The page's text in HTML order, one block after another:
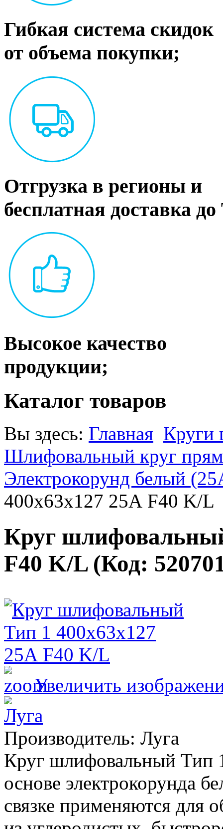
Гибкая система скидок
от объема покупки;
Отгрузка в регионы и
бесплатная доставка
Высокое качество
продукции;
Каталог товаров
Вы здесь: Главная Круги
Шлифовальный круг
Электрокорунд белый
400х63х127 25А F40 K/L
Круг
F40 K/L (Код:
Увеличить
Производитель: Луга
Круг шлифовальный Тип
основе электрокорунда
связке применяются для